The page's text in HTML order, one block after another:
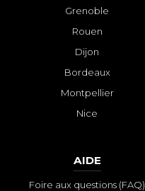
Grenoble
Rouen
Dijon
Bordeaux
Montpellier
Nice
AIDE
Foire aux questions (FAQ)